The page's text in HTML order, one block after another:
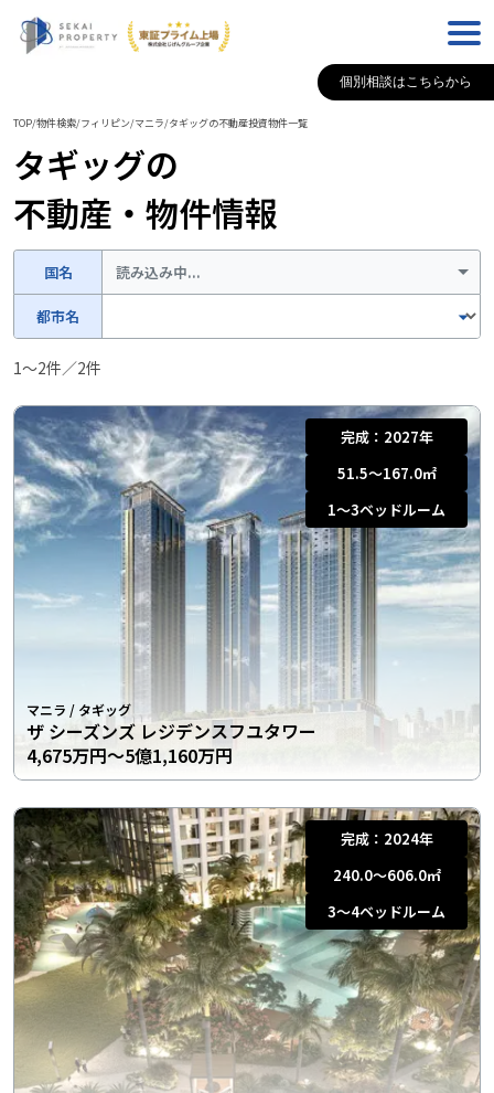
個別相談はこちらから
TOP/物件検索/フィリピン/マニラ/タギッグの不動産投資物件一覧
タギッグの
不動産・物件情報
国名 読み込み中...
都市名
1〜2件／2件
完成： 2027年
51.5〜167.0㎡
1〜3ベッドルーム
マニラ / タギッグ
ザ シーズンズ レジデンスフユタワー
4,675万円〜5億1,160万円
完成： 2024年
240.0〜606.0㎡
3〜4ベッドルーム